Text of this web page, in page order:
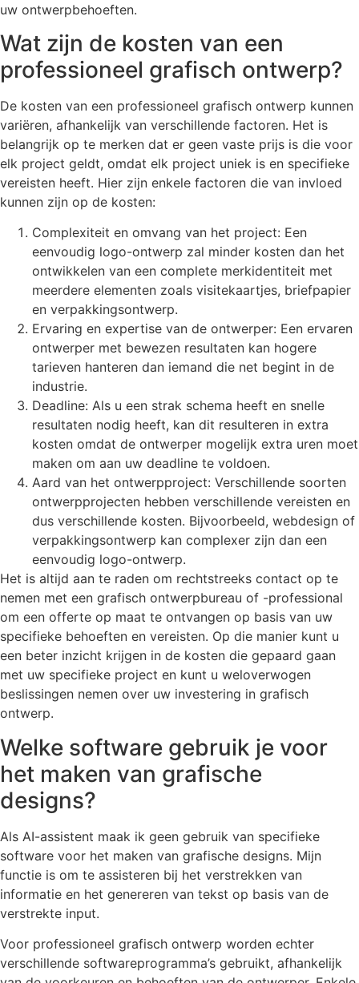
uw ontwerpbehoeften.
Wat zijn de kosten van een
professioneel grafisch ontwerp?
De kosten van een professioneel grafisch ontwerp kunnen
variëren, afhankelijk van verschillende factoren. Het is
belangrijk op te merken dat er geen vaste prijs is die voor
elk project geldt, omdat elk project uniek is en specifieke
vereisten heeft. Hier zijn enkele factoren die van invloed
kunnen zijn op de kosten:
Complexiteit en omvang van het project: Een
eenvoudig logo-ontwerp zal minder kosten dan het
ontwikkelen van een complete merkidentiteit met
meerdere elementen zoals visitekaartjes, briefpapier
en verpakkingsontwerp.
Ervaring en expertise van de ontwerper: Een ervaren
ontwerper met bewezen resultaten kan hogere
tarieven hanteren dan iemand die net begint in de
industrie.
Deadline: Als u een strak schema heeft en snelle
resultaten nodig heeft, kan dit resulteren in extra
kosten omdat de ontwerper mogelijk extra uren moet
maken om aan uw deadline te voldoen.
Aard van het ontwerpproject: Verschillende soorten
ontwerpprojecten hebben verschillende vereisten en
dus verschillende kosten. Bijvoorbeeld, webdesign of
verpakkingsontwerp kan complexer zijn dan een
eenvoudig logo-ontwerp.
Het is altijd aan te raden om rechtstreeks contact op te
nemen met een grafisch ontwerpbureau of -professional
om een offerte op maat te ontvangen op basis van uw
specifieke behoeften en vereisten. Op die manier kunt u
een beter inzicht krijgen in de kosten die gepaard gaan
met uw specifieke project en kunt u weloverwogen
beslissingen nemen over uw investering in grafisch
ontwerp.
Welke software gebruik je voor
het maken van grafische
designs?
Als AI-assistent maak ik geen gebruik van specifieke
software voor het maken van grafische designs. Mijn
functie is om te assisteren bij het verstrekken van
informatie en het genereren van tekst op basis van de
verstrekte input.
Voor professioneel grafisch ontwerp worden echter
verschillende softwareprogramma’s gebruikt, afhankelijk